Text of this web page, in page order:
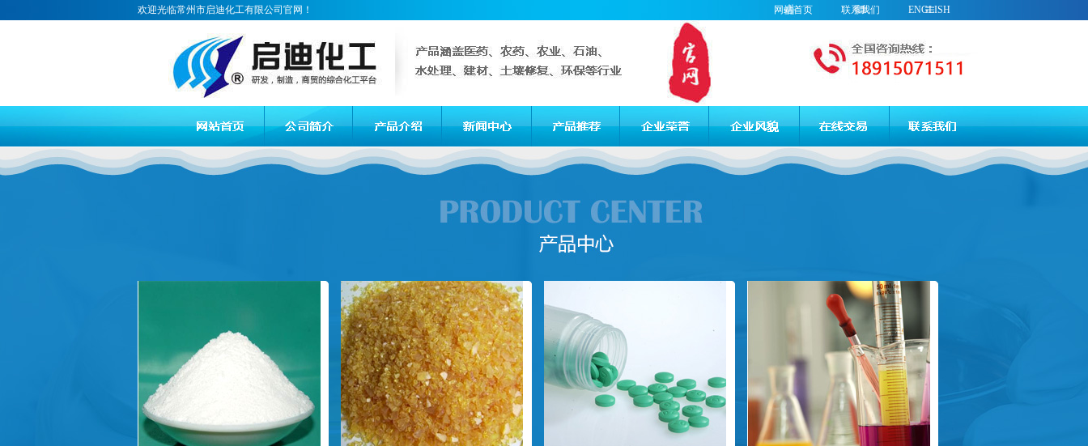
欢迎光临常州市启迪化工有限公司官网！ ENGLISH
联系我们
网站首页